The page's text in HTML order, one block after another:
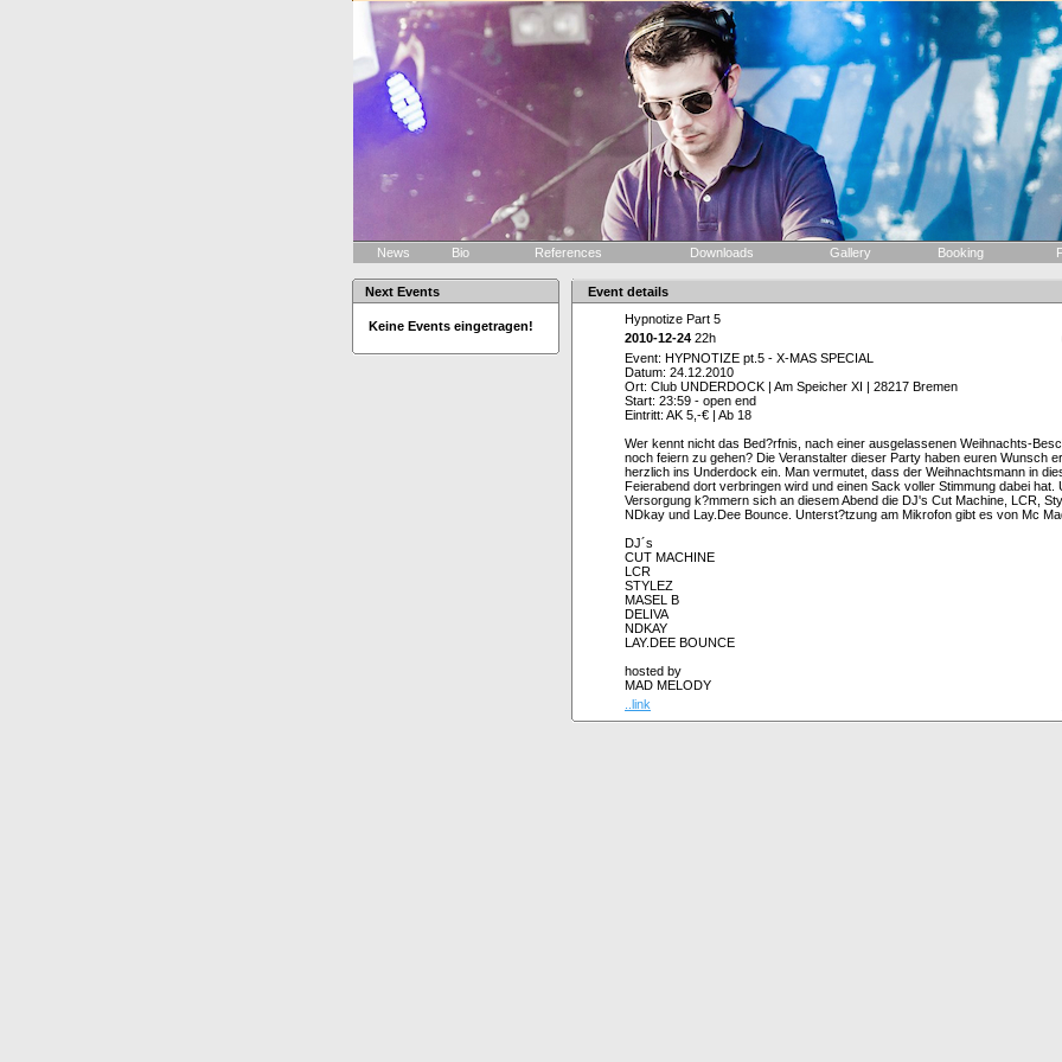
News Bio References Downloads Gallery Booking
Next Events
Keine Events eingetragen!
Event details
Hypnotize Part 5
2010-12-24 22h
Event: HYPNOTIZE pt.5 - X-MAS SPECIAL
Datum: 24.12.2010
Ort: Club UNDERDOCK | Am Speicher XI | 28217 Bremen
Start: 23:59 - open end
Eintritt: AK 5,-€ | Ab 18
Wer kennt nicht das Bed?rfnis, nach einer ausgelassenen Weihnachts-
noch feiern zu gehen? Die Veranstalter dieser Party haben euren Wunsch
herzlich ins Underdock ein. Man vermutet, dass der Weihnachtsmann in
Feierabend dort verbringen wird und einen Sack voller Stimmung dabei hat.
Versorgung k?mmern sich an diesem Abend die DJ's Cut Machine, LCR,
NDkay und Lay.Dee Bounce. Unterst?tzung am Mikrofon gibt es von Mc
DJ´s
CUT MACHINE
LCR
STYLEZ
MASEL B
DELIVA
NDKAY
LAY.DEE BOUNCE
hosted by
MAD MELODY
..link